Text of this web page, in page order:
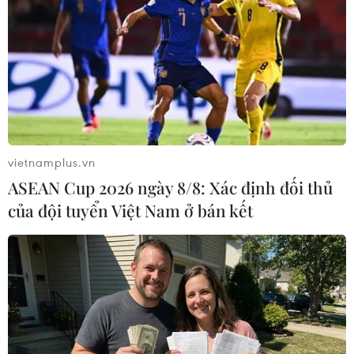
HLV Kim Sang-sik: 'Tôi
mong Đình Bắc vươn xa
hơn tầm Đông Nam Á'
07/08/2026 16:54
ASEAN Cup 2026: Tuyển
Việt Nam thẳng tiến vào
bán kết với thành tích
nhất bảng
Đình Bắc rực sáng với cú
đúp, tuyển Việt Nam vào
bán kết ASEAN Cup với
Xem trực tiếp Việt Nam-
Campuchia tại ASEAN Cup
2026 trên kênh nào?
vietnamplus.vn
ASEAN Cup 2026 ngày 8/8: Xác định đối thủ
của đội tuyển Việt Nam ở bán kết